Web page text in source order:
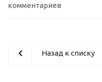
комментариев
Назад к списку